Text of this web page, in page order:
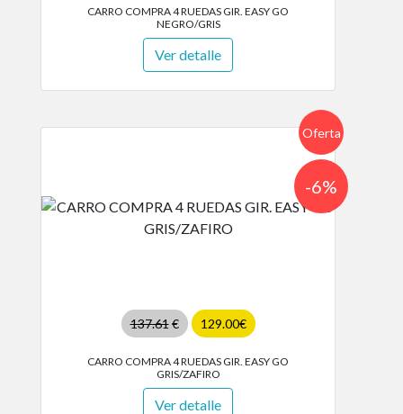
CARRO COMPRA 4 RUEDAS GIR. EASY GO
NEGRO/GRIS
Ver detalle
Oferta
137.61€ 129.00€
-6%
CARRO COMPRA 4 RUEDAS GIR. EASY GO
GRIS/ZAFIRO
Ver detalle